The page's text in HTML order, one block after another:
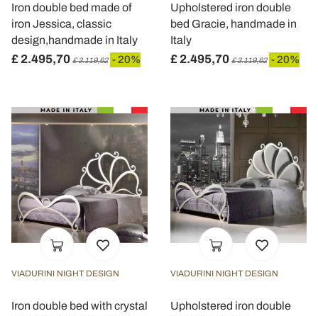
Iron double bed made of
iron Jessica, classic
design,handmade in Italy
£ 2.495,70 £ 3.119,62 - 20%
Upholstered iron double
bed Gracie, handmade in
Italy
£ 2.495,70 £ 3.119,62 - 20%
VIADURINI NIGHT DESIGN
Iron double bed with crystal
VIADURINI NIGHT DESIGN
Upholstered iron double